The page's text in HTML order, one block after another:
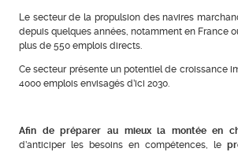
Le secteur de la propulsion des navires
depuis quelques années, notamment en France
plus de 550 emplois directs.
Ce secteur présente un potentiel de croissance
4000 emplois envisagés d’ici 2030.
Afin de préparer au mieux la montée en
d’anticiper les besoins en compétences, le